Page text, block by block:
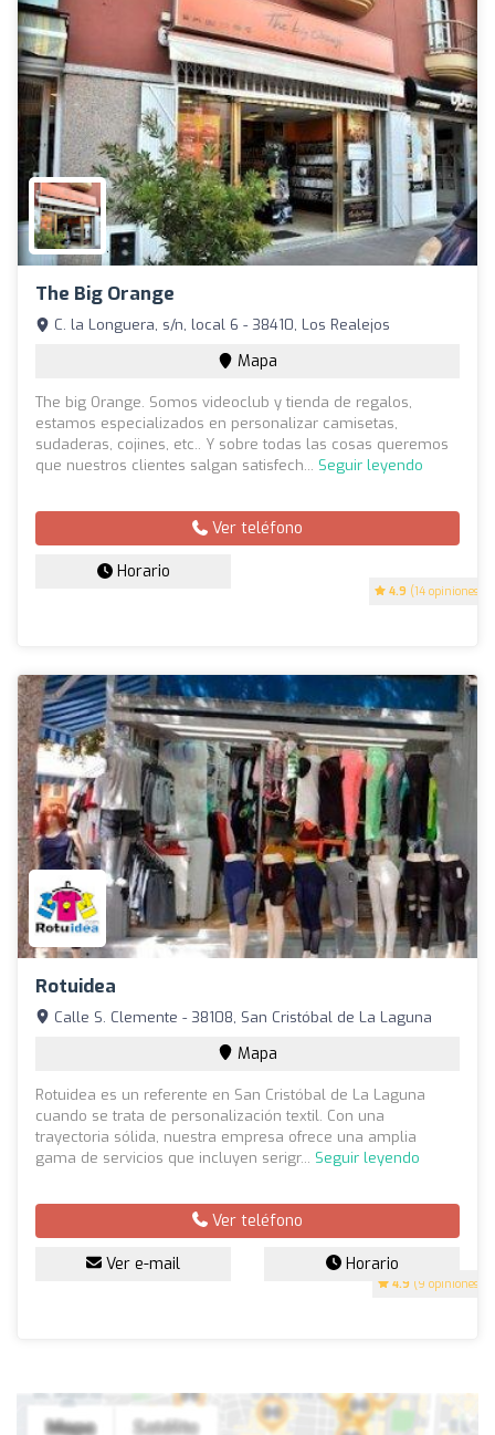
The Big Orange
4.9 (14 opiniones)
C. la Longuera, s/n, local 6 - 38410, Los Realejos
Mapa
The big Orange. Somos videoclub y tienda de regalos,
estamos especializados en personalizar camisetas,
sudaderas, cojines, etc.. Y sobre todas las cosas queremos
que nuestros clientes salgan satisfech... Seguir leyendo
Ver teléfono
Horario
Rotuidea
4.9 (9 opiniones)
Calle S. Clemente - 38108, San Cristóbal de La Laguna
Mapa
Rotuidea es un referente en San Cristóbal de La Laguna
cuando se trata de personalización textil. Con una
trayectoria sólida, nuestra empresa ofrece una amplia
gama de servicios que incluyen serigr... Seguir leyendo
Ver teléfono
Ver e-mail Horario